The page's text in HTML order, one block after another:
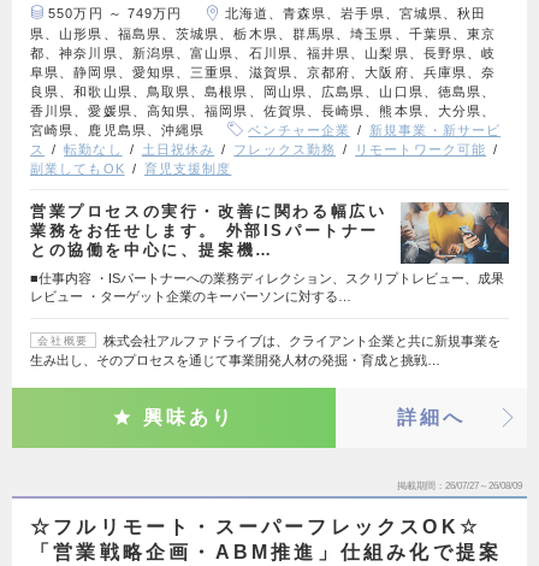
550万円 ～ 749万円
北海道、青森県、岩手県、宮城県、秋田
県、山形県、福島県、茨城県、栃木県、群馬県、埼玉県、千葉県、東京
都、神奈川県、新潟県、富山県、石川県、福井県、山梨県、長野県、岐
阜県、静岡県、愛知県、三重県、滋賀県、京都府、大阪府、兵庫県、奈
良県、和歌山県、鳥取県、島根県、岡山県、広島県、山口県、徳島県、
香川県、愛媛県、高知県、福岡県、佐賀県、長崎県、熊本県、大分県、
宮崎県、鹿児島県、沖縄県
ベンチャー企業
新規事業・新サービ
ス
転勤なし 土日祝休み フレックス勤務
リモートワーク可能
副業してもOK
育児支援制度
営業プロセスの実行・改善に関わる幅広い
業務をお任せします。 外部ISパートナー
との協働を中心に、提案機…
■仕事内容 ・ISパートナーへの業務ディレクション、スクリプトレビュー、成果
レビュー ・ターゲット企業のキーパーソンに対する…
会社概要
株式会社アルファドライブは、クライアント企業と共に新規事業を
生み出し、そのプロセスを通じて事業開発人材の発掘・育成と挑戦…
興味あり 詳細へ
掲載期間 26/07/27～26/08/09
☆フルリモート・スーパーフレックスOK☆
「営業戦略企画・ABM推進」仕組み化で提案